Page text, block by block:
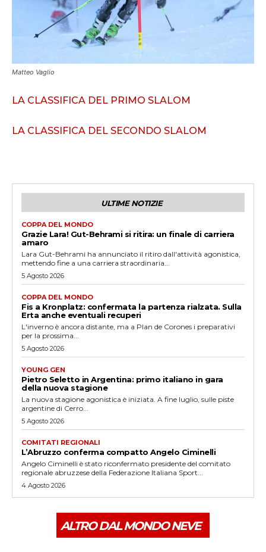
Matteo Vaglio
LA CLASSIFICA DEL PRIMO SLALOM
LA CLASSIFICA DEL SECONDO SLALOM
ULTIME NOTIZIE
COPPA DEL MONDO
Grazie Lara! Gut-Behrami si ritira: un finale di carriera
amaro
Lara Gut-Behrami ha annunciato il ritiro dall'attività agonistica,
mettendo fine a una carriera straordinaria...
5 Agosto 2026
COPPA DEL MONDO
Fis a Kronplatz: confermata la partenza rialzata. Sulla
Erta anche eventuali recuperi
L'inverno è ancora distante, ma a Plan de Corones i preparativi
per la prossima...
5 Agosto 2026
YOUNG GEN
Pietro Seletto in Argentina: primo italiano in gara
della nuova stagione
La nuova stagione agonistica è iniziata. A fine luglio, sulle piste
argentine di Cerro...
5 Agosto 2026
COMITATI REGIONALI
L’Abruzzo conferma compatto Angelo Ciminelli
Angelo Ciminelli è stato riconfermato presidente del comitato
regionale abruzzese della Federazione Italiana Sport...
4 Agosto 2026
ALTRO DAL MONDO NEVE